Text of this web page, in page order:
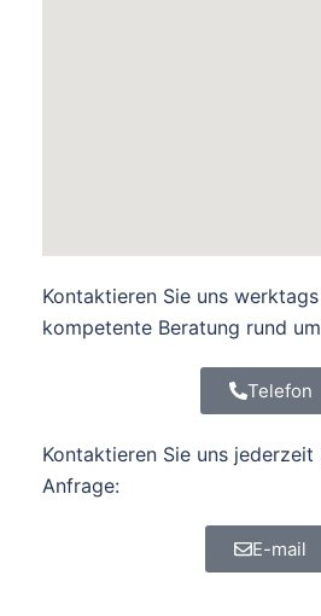
Kontaktieren Sie uns
kompetente Beratung rund
Telefon
Kontaktieren Sie uns
Anfrage:
E-mail